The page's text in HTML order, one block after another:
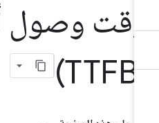
وصول